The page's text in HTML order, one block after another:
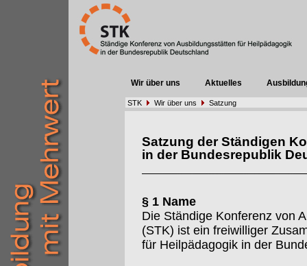
Wir über uns Aktuelles
STK Wir über uns Satzung
Satzung der Ständigen
in der Bundesrepublik
§ 1 Name
Die Ständige Konferenz von
(STK) ist ein freiwilliger
für Heilpädagogik in der